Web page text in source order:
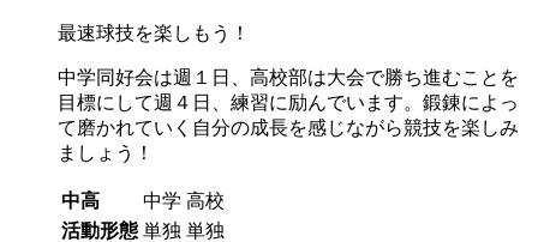
最速球技を楽しもう！
中学同好会は週１日、高校部は大会で勝ち進むことを
目標にして週４日、練習に励んでいます。鍛錬によっ
て磨かれていく自分の成長を感じながら競技を楽しみ
ましょう！
中高 中学 高校
活動形態 単独 単独